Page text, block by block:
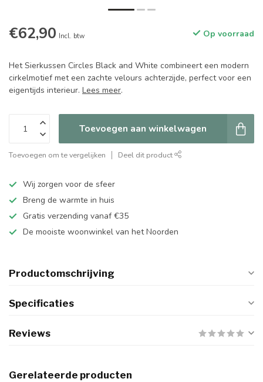
€62,90 Incl. btw Op voorraad
Het Sierkussen Circles Black and White combineert een modern
cirkelmotief met een zachte velours achterzijde, perfect voor een
eigentijds interieur. Lees meer.
Toevoegen aan winkelwagen
Toevoegen om te vergelijken Deel dit product
Wij zorgen voor de sfeer
Breng de warmte in huis
Gratis verzending vanaf €35
De mooiste woonwinkel van het Noorden
Productomschrijving
Specificaties
Reviews
Gerelateerde producten